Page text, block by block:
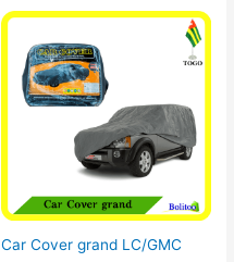
Car Cover grand LC/GMC